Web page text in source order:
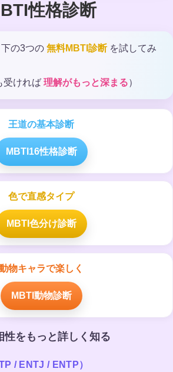
性格診断
の3つの 無料MBTI診断を試してみ
受ければ 理解がもっと深まる）
王道の基本診断
MBTI16性格診断
色で直感タイプ
MBTI色分け診断
物キャラで楽しく
MBTI動物診断
性をもっと詳しく知る
/ ENTJ / ENTP）